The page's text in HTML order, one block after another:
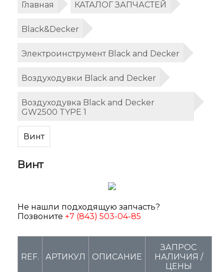
Главная КАТАЛОГ ЗАПЧАСТЕЙ
Black&Decker
Электроинструмент Black and Decker
Воздуходувки Black and Decker
Воздуходувка Black and Decker
GW2500 TYPE 1
Винт
Винт
Не нашли подходящую запчасть?
Позвоните +7 (843) 503-04-85
REF. АРТИКУЛ ОПИСАНИЕ
ЗАПРОС
НАЛИЧИЯ /
ЦЕНЫ